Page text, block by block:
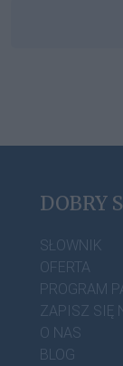
DOBRY
SŁOWNIK
OFERTA
PROGRAM
ZAPISZ SIĘ
O NAS
BLOG